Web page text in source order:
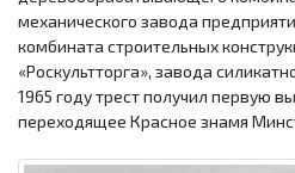
механического завода
комбината строительных
«Роскультторга», завода
1965 году трест получил первую
переходящее Красное знамя